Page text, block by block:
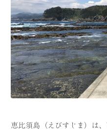
恵比須島（えびすじま）は